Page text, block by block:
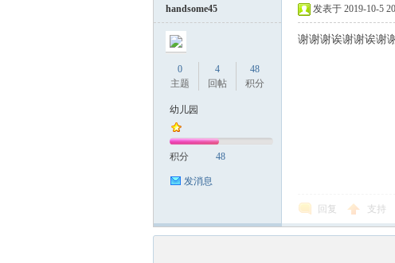
handsome45
0
主题
4
回帖
48
积分
幼儿园
积分 48
发消息
发表于 2019-10-5
谢谢谢诶谢谢诶谢
回复 支持